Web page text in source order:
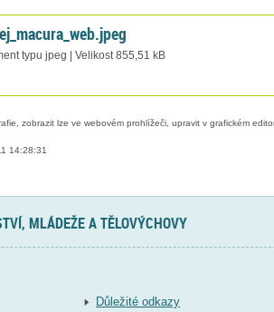
typu jpeg | Velikost 855,51 kB
zobrazit lze ve webovém prohlížeči, upravit v grafickém
14:28:31
MLÁDEŽE A TĚLOVÝCHOVY
Důležité odkazy